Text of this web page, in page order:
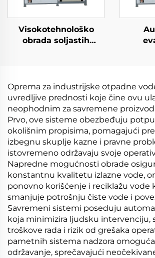
Visokotehnološko
obrada soljastih
(ZLD) obrada otpadne
vode vakuumski
evaporator
iz
Oprema za industrijske otpadne
uvredljive prednosti koje čine ovu
neophodnim za savremene
Prvo, ove sisteme obezbeđuju
okolišnim propisima, pomagajući
izbegnu skuplje kazne i pravne
istovremeno održavaju svoje
Napredne mogućnosti obrade
konstantnu kvalitetu izlazne vode,
ponovno korišćenje i reciklažu vode
smanjuje potrošnju čiste vode i
Savremeni sistemi poseduju
koja minimizira ljudsku intervenciju,
troškove rada i rizik od grešaka
pametnih sistema nadzora
održavanje, sprečavajući